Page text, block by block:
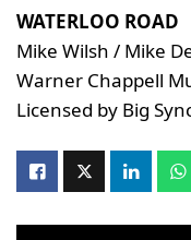
WATERLOO ROAD
Mike Wilsh / Mike
Warner Chappell
Licensed by Big